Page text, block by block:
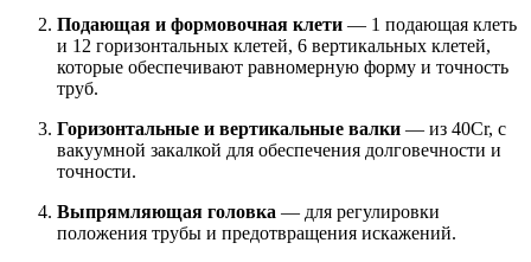
Подающая и формовочная клети — 1 подающая клеть
и 12 горизонтальных клетей, 6 вертикальных клетей,
которые обеспечивают равномерную форму и точность
труб.
Горизонтальные и вертикальные валки — из 40Cr, с
вакуумной закалкой для обеспечения долговечности и
точности.
Выпрямляющая головка — для регулировки
положения трубы и предотвращения искажений.